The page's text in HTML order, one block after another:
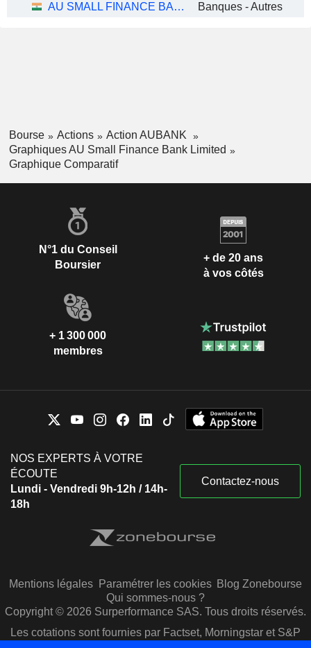
AU SMALL FINANCE BANK LIMITED Banques - Autres
Bourse Actions
Action AUBANK
Graphiques AU Small Finance Bank Limited
Graphique Comparatif
N°1 du Conseil
Boursier
+ de 20 ans
à vos côtés
+ 1 300 000
membres
NOS EXPERTS À VOTRE
ÉCOUTE
Lundi - Vendredi 9h-12h / 14h-
18h
Contactez-nous
Mentions légales Paramétrer les cookies Blog Zonebourse
Qui sommes-nous ?
Copyright © 2026 Surperformance SAS. Tous droits réservés.
Les cotations sont fournies par Factset, Morningstar et S&P